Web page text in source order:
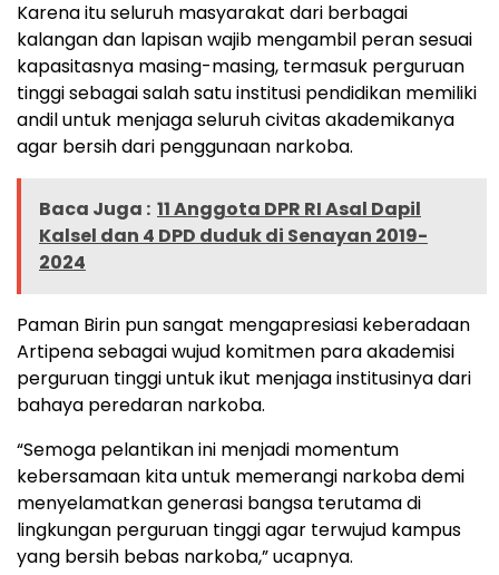
Karena itu seluruh masyarakat dari berbagai
kalangan dan lapisan wajib mengambil peran sesuai
kapasitasnya masing-masing, termasuk perguruan
tinggi sebagai salah satu institusi pendidikan memiliki
andil untuk menjaga seluruh civitas akademikanya
agar bersih dari penggunaan narkoba.
Baca Juga : 11 Anggota DPR RI Asal Dapil
Kalsel dan 4 DPD duduk di Senayan 2019-
2024
Paman Birin pun sangat mengapresiasi keberadaan
Artipena sebagai wujud komitmen para akademisi
perguruan tinggi untuk ikut menjaga institusinya dari
bahaya peredaran narkoba.
“Semoga pelantikan ini menjadi momentum
kebersamaan kita untuk memerangi narkoba demi
menyelamatkan generasi bangsa terutama di
lingkungan perguruan tinggi agar terwujud kampus
yang bersih bebas narkoba,” ucapnya.